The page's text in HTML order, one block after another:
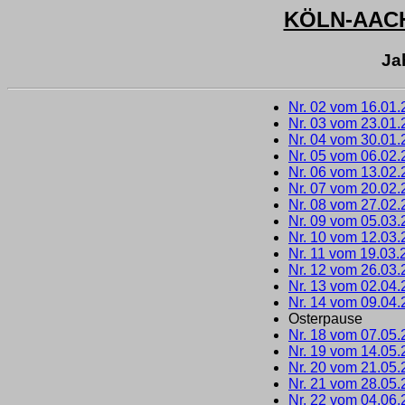
KÖLN-
Nr. 02 vom
Nr. 03 vom
Nr. 04 vom
Nr. 05 vom
Nr. 06 vom
Nr. 07 vom
Nr. 08 vom
Nr. 09 vom
Nr. 10 vom
Nr. 11 vom
Nr. 12 vom
Nr. 13 vom
Nr. 14 vom
Osterpause
Nr. 18 vom
Nr. 19 vom
Nr. 20 vom
Nr. 21 vom
Nr. 22 vom